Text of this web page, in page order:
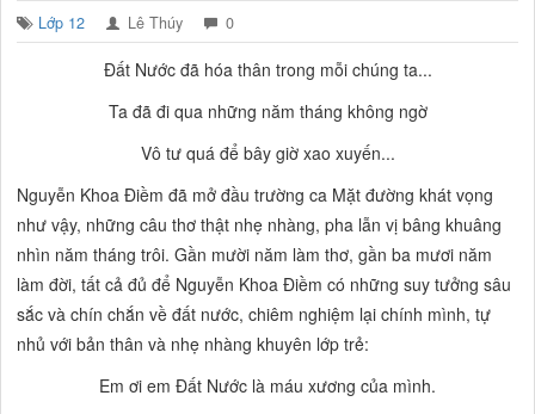
Lớp 12 Lê Thúy 0
Đất Nước đã hóa thân trong mỗi chúng ta...
Ta đã đi qua những năm tháng không ngờ
Vô tư quá để bây giờ xao xuyến...
Nguyễn Khoa Điềm đã mở đầu trường ca Mặt đường khát vọng
như vậy, những câu thơ thật nhẹ nhàng, pha lẫn vị bâng khuâng
nhìn năm tháng trôi. Gần mười năm làm thơ, gần ba mươi năm
làm đời, tất cả đủ để Nguyễn Khoa Điềm có những suy tưởng sâu
sắc và chín chắn về đất nước, chiêm nghiệm lại chính mình, tự
nhủ với bản thân và nhẹ nhàng khuyên lớp trẻ:
Em ơi em Đất Nước là máu xương của mình.